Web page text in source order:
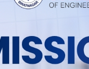
पैसा र बिक्री दर १३४
दर १४५ रुपैयाँ
दर १७१ रुपैयाँ २३ पैसा
र बिक्री दर ३६